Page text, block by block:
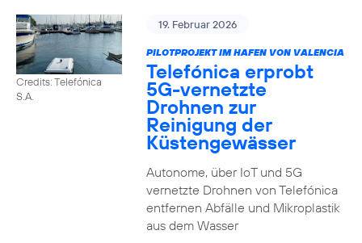
Credits: Telefónica
S.A.
19. Februar 2026
PILOTPROJEKT IM HAFEN VON VALENCIA
Telefónica erprobt
5G-vernetzte
Drohnen zur
Reinigung der
Küstengewässer
Autonome, über IoT und 5G
vernetzte Drohnen von Telefónica
entfernen Abfälle und Mikroplastik
aus dem Wasser